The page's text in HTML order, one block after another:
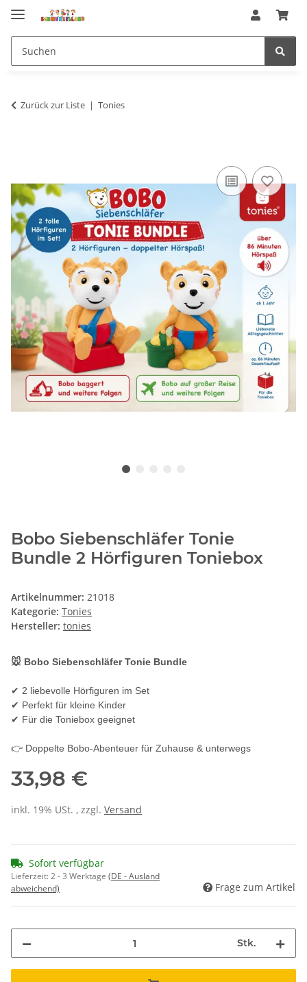
Zurück zur Liste Tonies
Bobo Siebenschläfer Tonie
Bundle 2 Hörfiguren Toniebox
Artikelnummer: 21018
Kategorie: Tonies
Hersteller: tonies
🐭 Bobo Siebenschläfer Tonie Bundle
✔ 2 liebevolle Hörfiguren im Set
✔ Perfekt für kleine Kinder
✔ Für die Toniebox geeignet
👉 Doppelte Bobo-Abenteuer für Zuhause & unterwegs
33,98 €
inkl. 19% USt. , zzgl. Versand
Sofort verfügbar
Lieferzeit:2 - 3 Werktage (DE - Ausland
abweichend)
Frage zum Artikel
Stk.